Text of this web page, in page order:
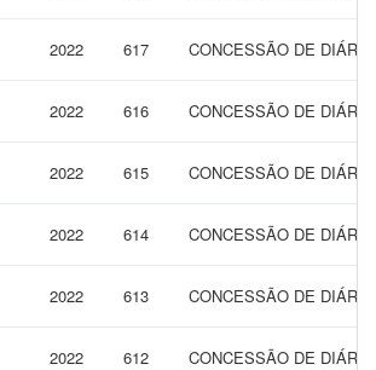
2022 617 CONCESSÃO DE
2022 616 CONCESSÃO DE
2022 615 CONCESSÃO DE
2022 614 CONCESSÃO DE
2022 613 CONCESSÃO DE
2022 612 CONCESSÃO DE